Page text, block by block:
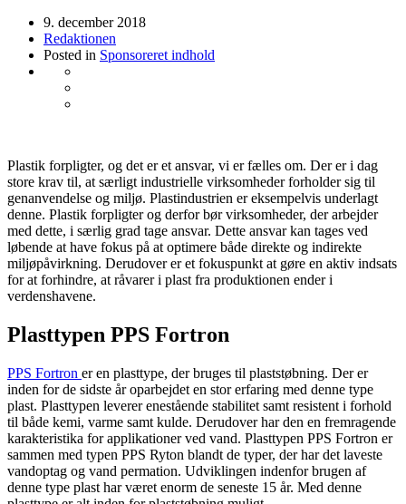
9. december 2018
Redaktionen
Posted in Sponsoreret indhold
Plastik forpligter, og det er et ansvar, vi er fælles om. Der er i dag
store krav til, at særligt industrielle virksomheder forholder sig til
genanvendelse og miljø. Plastindustrien er eksempelvis underlagt
denne. Plastik forpligter og derfor bør virksomheder, der arbejder
med dette, i særlig grad tage ansvar. Dette ansvar kan tages ved
løbende at have fokus på at optimere både direkte og indirekte
miljøpåvirkning. Derudover er et fokuspunkt at gøre en aktiv indsats
for at forhindre, at råvarer i plast fra produktionen ender i
verdenshavene.
Plasttypen PPS Fortron
PPS Fortron er en plasttype, der bruges til plaststøbning. Der er
inden for de sidste år oparbejdet en stor erfaring med denne type
plast. Plasttypen leverer enestående stabilitet samt resistent i forhold
til både kemi, varme samt kulde. Derudover har den en fremragende
karakteristika for applikationer ved vand. Plasttypen PPS Fortron er
sammen med typen PPS Ryton blandt de typer, der har det laveste
vandoptag og vand permation. Udviklingen indenfor brugen af
denne type plast har været enorm de seneste 15 år. Med denne